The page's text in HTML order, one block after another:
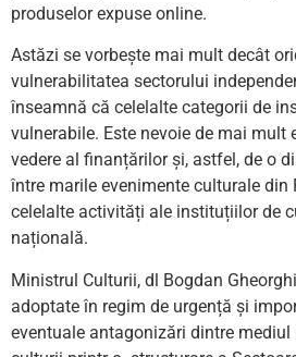
produselor expuse online.
Astăzi se vorbește mai mult decât
vulnerabilitatea sectorului
înseamnă că celelalte categorii de
vulnerabile. Este nevoie de mai mult
vedere al finanțărilor și, astfel, de o
între marile evenimente culturale din
celelalte activități ale instituțiilor de
națională.
Ministrul Culturii, dl Bogdan
adoptate în regim de urgență și
eventuale antagonizări dintre